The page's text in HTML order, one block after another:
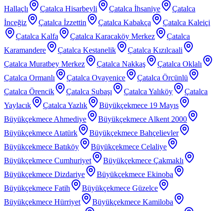
Hallaçlı
Çatalca Hisarbeyli Çatalca İhsaniye
Çatalca
İnceğiz
Çatalca İzzettin Çatalca Kabakça
Çatalca Kaleiçi
Çatalca Kalfa
Çatalca Karacaköy Merkez
Çatalca
Karamandere
Çatalca Kestanelik
Çatalca Kızılcaali
Çatalca Muratbey Merkez
Çatalca Nakkaş
Çatalca Oklalı
Çatalca Ormanlı
Çatalca Ovayenice
Çatalca Örcünlü
Çatalca Örencik
Çatalca Subaşı Çatalca Yalıköy
Çatalca
Yaylacık
Çatalca Yazlık
Büyükçekmece 19 Mayıs
Büyükçekmece Ahmediye
Büyükçekmece Alkent 2000
Büyükçekmece Atatürk
Büyükçekmece Bahçelievler
Büyükçekmece Batıköy
Büyükçekmece Celaliye
Büyükçekmece Cumhuriyet
Büyükçekmece Çakmaklı
Büyükçekmece Dizdariye
Büyükçekmece Ekinoba
Büyükçekmece Fatih
Büyükçekmece Güzelce
Büyükçekmece Hürriyet
Büyükçekmece Kamiloba